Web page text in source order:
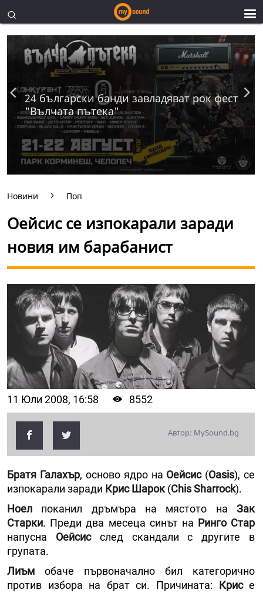
24 български банди завладяват рок фест
"Вълчата пътека"
Новини Поп
Оейсис се изпокарали заради
новия им барабанист
11 Юли 2008, 16:58 8552
Автор: MySound.bg
Братя Галахър, осново ядро на Оейсис(Oasis), се
изпокарали заради Крис Шарок (Chis Sharrock).
Ноел поканил дръмъра на мястото наЗак
Старки. Преди два месеца синът на Ринго Стар
напусна Оейсис след скандали с другите в
групата.
Лиъм обаче първоначално бил категорично
против избора на брат си. Причината: Крисе